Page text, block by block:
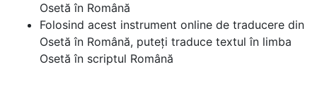
Osetă în Română
Folosind acest instrument online de traducere din
Osetă în Română, puteți traduce textul în limba
Osetă în scriptul Română